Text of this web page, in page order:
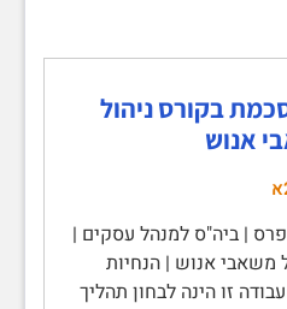
בקורס ניהול
אנוש
| ביה"ס למנהל עסקים |
משאבי אנוש | הנחיות
זו הינה לבחון תהליך